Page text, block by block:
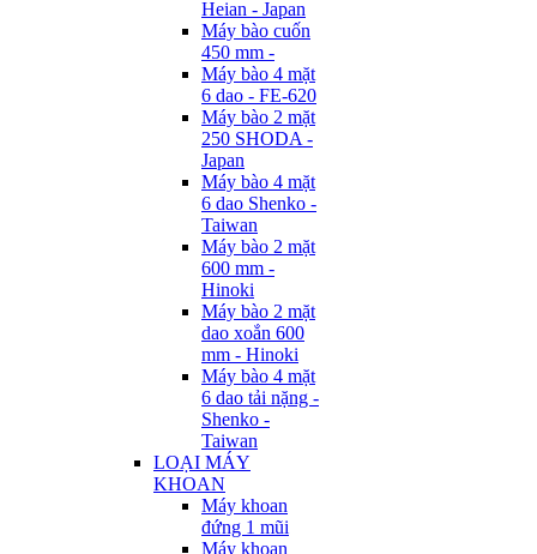
Heian - Japan
Máy bào cuốn
450 mm -
Máy bào 4 mặt
6 dao - FE-620
Máy bào 2 mặt
250 SHODA -
Japan
Máy bào 4 mặt
6 dao Shenko -
Taiwan
Máy bào 2 mặt
600 mm -
Hinoki
Máy bào 2 mặt
dao xoắn 600
mm - Hinoki
Máy bào 4 mặt
6 dao tải nặng -
Shenko -
Taiwan
LOẠI MÁY
KHOAN
Máy khoan
đứng 1 mũi
Máy khoan